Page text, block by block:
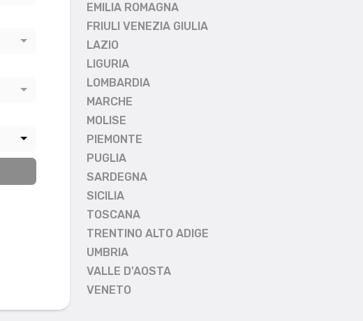
EMILIA ROMAGNA
FRIULI VENEZIA GIULIA
LAZIO
LIGURIA
LOMBARDIA
MARCHE
MOLISE
PIEMONTE
PUGLIA
SARDEGNA
SICILIA
TOSCANA
TRENTINO ALTO ADIGE
UMBRIA
VALLE D'AOSTA
VENETO